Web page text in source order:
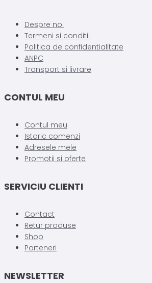
Despre noi
Termeni si conditii
Politica de confidentialitate
ANPC
Transport si livrare
CONTUL MEU
Contul meu
Istoric comenzi
Adresele mele
Promotii si oferte
SERVICIU CLIENTI
Contact
Retur produse
Shop
Parteneri
NEWSLETTER